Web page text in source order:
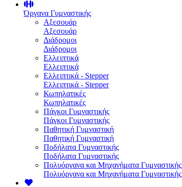
Όργανα Γυμναστικής
Αξεσουάρ
Αξεσουάρ
Διάδρομοι
Διάδρομοι
Ελλειπτικά
Ελλειπτικά
Ελλειπτικά - Stepper
Ελλειπτικά - Stepper
Κωπηλατικές
Κωπηλατικές
Πάγκοι Γυμναστικής
Πάγκοι Γυμναστικής
Παθητική Γυμναστική
Παθητική Γυμναστική
Ποδήλατα Γυμναστικής
Ποδήλατα Γυμναστικής
Πολυόργανα και Μηχανήματα Γυμναστικής
Πολυόργανα και Μηχανήματα Γυμναστικής